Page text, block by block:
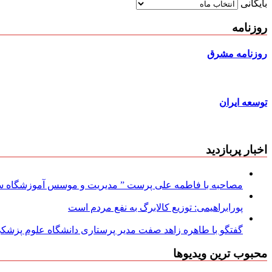
بایگانی
روزنامه
روزنامه مشرق
توسعه ایران
اخبار پربازدید
مصاحبه با فاطمه علی پرست ” مدیریت و موسس آموزشگاه
پورابراهیمی: توزیع کالابرگ به نفع مردم است
گفتگو با طاهره زاهد صفت مدیر پرستاری دانشگاه علوم
محبوب ترین ویدیوها